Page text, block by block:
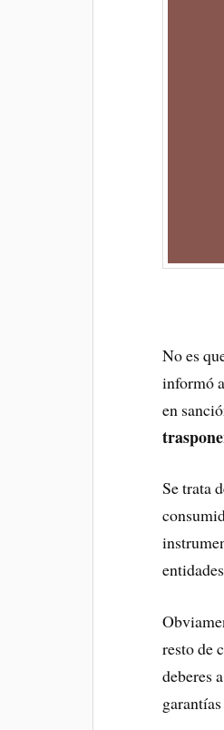
No es
informó
en
Se trata
resto de
deberes